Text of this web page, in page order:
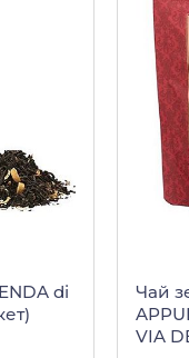
di
Чай
VIA